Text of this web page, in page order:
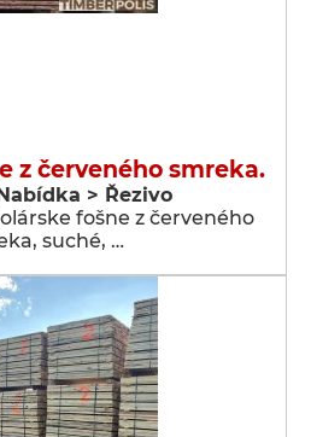
z červeného smreka.
> Řezivo
fošne z červeného
suché, …